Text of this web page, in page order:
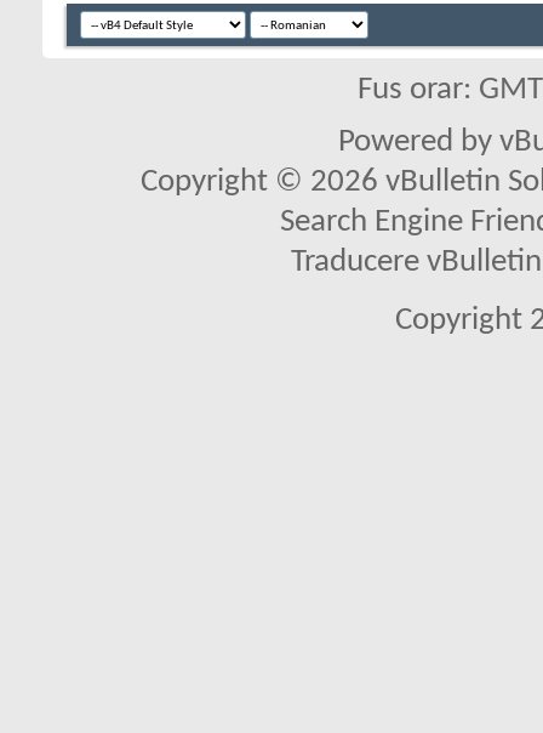
Fus orar:
Powered by
Copyright © 2026 vBulletin
Search Engine
Traducere
Copyright